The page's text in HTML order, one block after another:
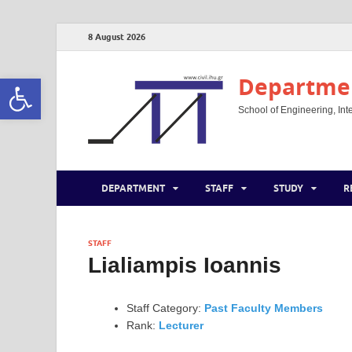
Open toolbar
8 August 2026
School of Engineering,
DEPARTMENT STAFF STUDY
STAFF
Lialiampis Ioannis
Staff Category: Past Faculty Members
Rank: Lecturer